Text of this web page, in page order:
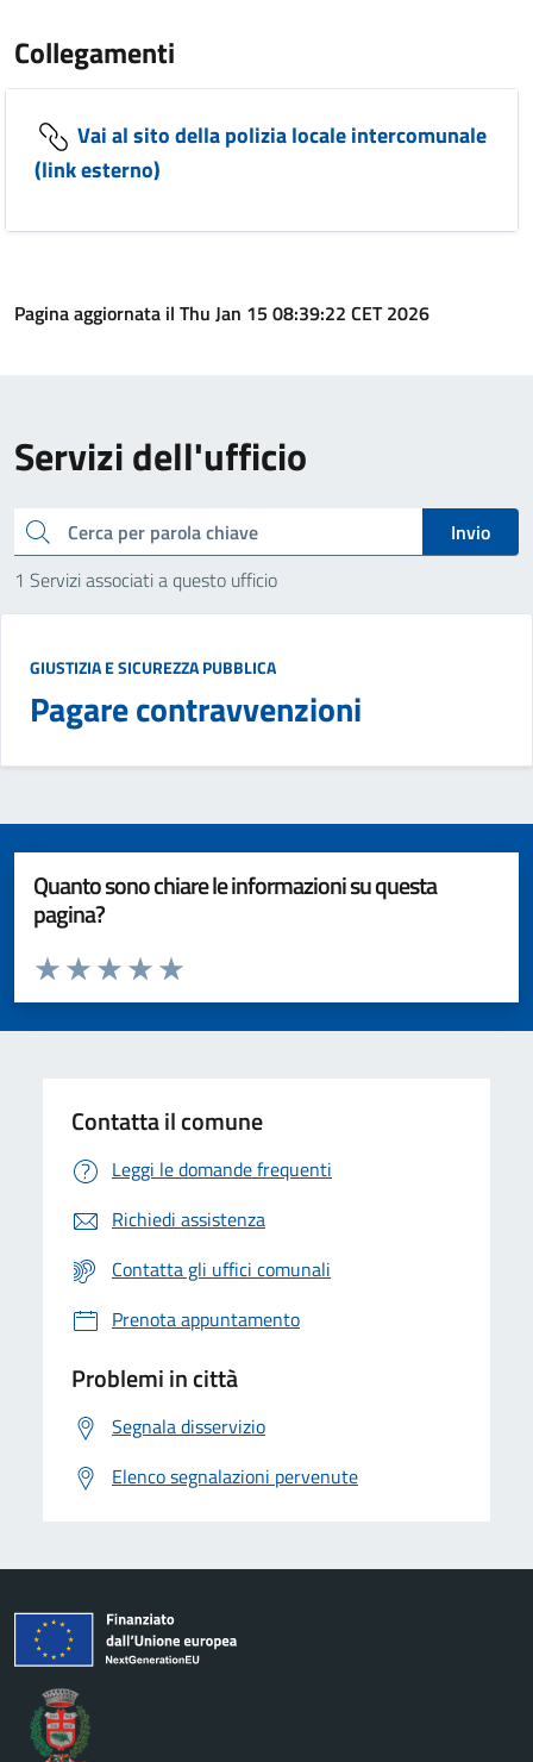
Collegamenti
Vai al sito della polizia locale intercomunale
(link esterno)
Pagina aggiornata il Thu Jan 15 08:39:22 CET 2026
Servizi dell'ufficio
cerca
Invio
1 Servizi associati a questo ufficio
GIUSTIZIA E SICUREZZA PUBBLICA
Pagare contravvenzioni
Quanto sono chiare le informazioni su questa
pagina?
Valuta da 1 a 5 stelle la pagina
Valuta 5 stelle su 5
Valuta 4 stelle su 5
Valuta 3 stelle su 5
Valuta 2 stelle su 5
Valuta 1 stelle su 5
Contatta il comune
Leggi le domande frequenti
Richiedi assistenza
Contatta gli uffici comunali
Prenota appuntamento
Problemi in città
Segnala disservizio
Elenco segnalazioni pervenute